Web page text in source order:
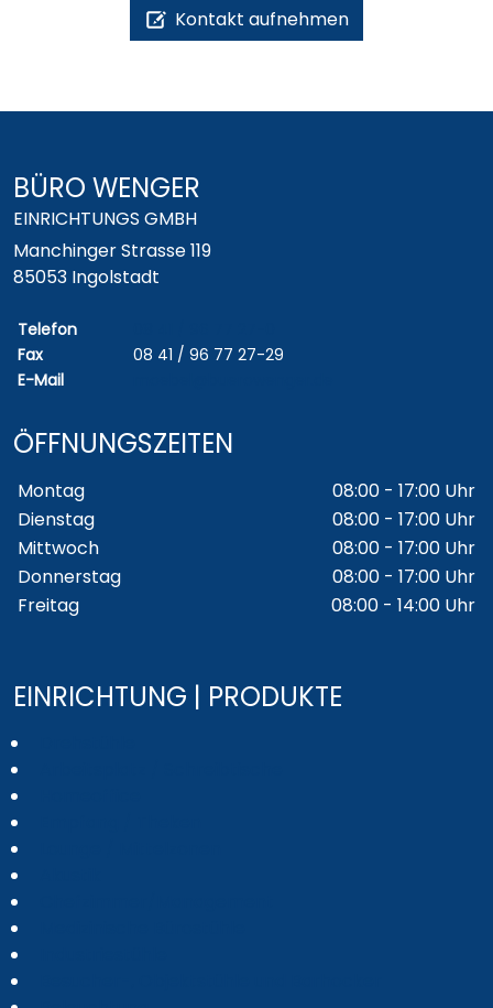
Kontakt aufnehmen
BÜRO WENGER
EINRICHTUNGS GMBH
Manchinger Strasse 119
85053 Ingolstadt
Telefon
Fax
08 41 / 96 77 27-29
E-Mail
ÖFFNUNGSZEITEN
Wochentage / Monate
Öffnungszeiten / Hinweise
Montag
08:00 - 17:00 Uhr
Dienstag
08:00 - 17:00 Uhr
Mittwoch
08:00 - 17:00 Uhr
Donnerstag
08:00 - 17:00 Uhr
Freitag
08:00 - 14:00 Uhr
EINRICHTUNG | PRODUKTE